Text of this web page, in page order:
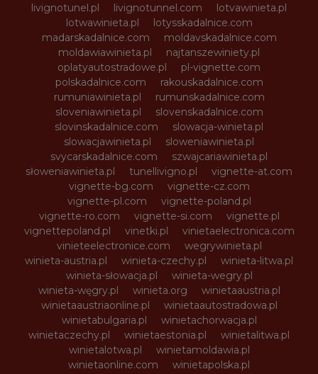
livignotunel.pl
livignotunnel.com
lotvawinieta.pl
lotwawinieta.pl
lotysskadalnice.com
madarskadalnice.com
moldavskadalnice.com
moldawiawinieta.pl
najtanszewiniety.pl
oplatyautostradowe.pl
pl-vignette.com
polskadalnice.com
rakouskadalnice.com
rumuniawinieta.pl
rumunskadalnice.com
sloveniawinieta.pl
slovenskadalnice.com
slovinskadalnice.com
slowacja-winieta.pl
slowacjawinieta.pl
sloweniawinieta.pl
svycarskadalnice.com
szwajcariawinieta.pl
słoweniawinieta.pl
tunellivigno.pl
vignette-at.com
vignette-bg.com
vignette-cz.com
vignette-pl.com
vignette-poland.pl
vignette-ro.com
vignette-si.com
vignette.pl
vignettepoland.pl
vinetki.pl
vinietaelectronica.com
vinieteelectronice.com
wegrywinieta.pl
winieta-austria.pl
winieta-czechy.pl
winieta-litwa.pl
winieta-słowacja.pl
winieta-wegry.pl
winieta-węgry.pl
winieta.org
winietaaustria.pl
winietaaustriaonline.pl
winietaautostradowa.pl
winietabulgaria.pl
winietachorwacja.pl
winietaczechy.pl
winietaestonia.pl
winietalitwa.pl
winietalotwa.pl
winietamoldawia.pl
winietaonline.com
winietapolska.pl